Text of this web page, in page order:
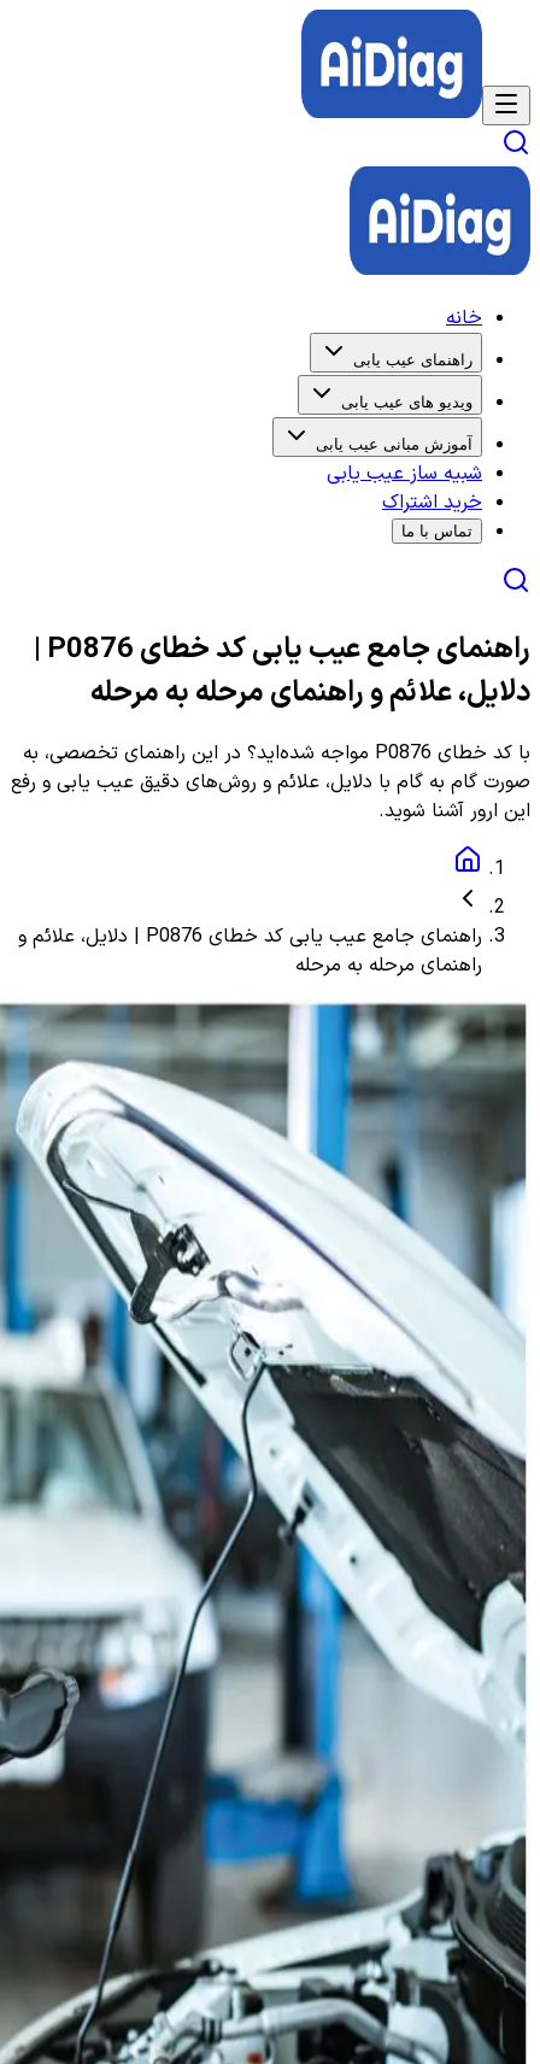
خانه
راهنمای عیب یابی
ویدیو های عیب یابی
آموزش مبانی عیب یابی
شبیه ساز عیب یابی
خرید اشتراک
تماس با ما
راهنمای جامع عیب یابی کد خطای P0876 |
دلایل، علائم و راهنمای مرحله به مرحله
با کد خطای P0876 مواجه شده‌اید؟ در این راهنمای تخصصی، به
صورت گام به گام با دلایل، علائم و روش‌های دقیق عیب یابی و رفع
این ارور آشنا شوید.
راهنمای جامع عیب یابی کد خطای P0876 | دلایل، علائم و
راهنمای مرحله به مرحله